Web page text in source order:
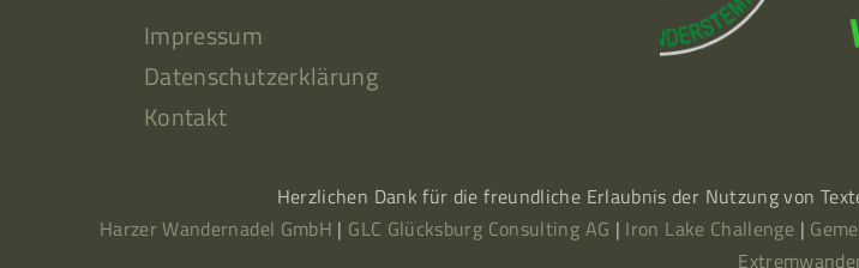
Impressum
Datenschutzerklärung
Kontakt
Herzlichen Dank für die freundliche Erlaubnis der Nutzung von
Harzer Wandernadel GmbH | GLC Glücksburg Consulting AG | Iron Lake Challenge |